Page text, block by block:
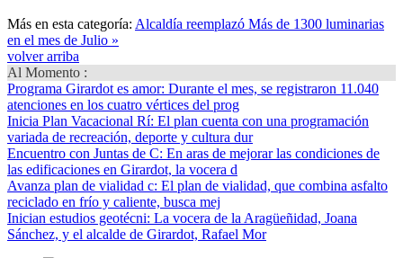
Más en esta categoría: Alcaldía reemplazó Más de 1300 luminarias
en el mes de Julio »
volver arriba
Al Momento :
Programa Girardot es amor: Durante el mes, se registraron 11.040
atenciones en los cuatro vértices del prog
Inicia Plan Vacacional Rí: El plan cuenta con una programación
variada de recreación, deporte y cultura dur
Encuentro con Juntas de C: En aras de mejorar las condiciones de
las edificaciones en Girardot, la vocera d
Avanza plan de vialidad c: El plan de vialidad, que combina asfalto
reciclado en frío y caliente, busca mej
Inician estudios geotécni: La vocera de la Aragüeñidad, Joana
Sánchez, y el alcalde de Girardot, Rafael Mor